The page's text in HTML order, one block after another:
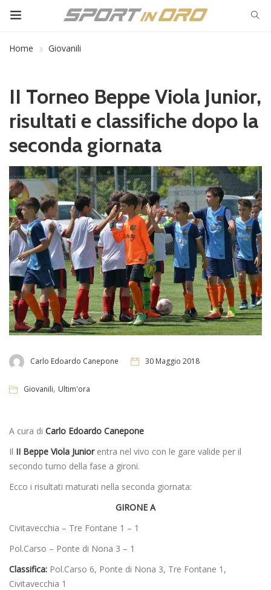
Home Giovanili
II Torneo Beppe Viola Junior,
risultati e classifiche dopo la
seconda giornata
Carlo Edoardo Canepone 30 Maggio 2018
Giovanili, Ultim'ora
A cura di Carlo Edoardo Canepone
Il II Beppe Viola Juniorentra nel vivo con le gare valide per il
secondo turno della fase a gironi.
Ecco i risultati maturati nella seconda giornata:
GIRONE A
Civitavecchia – Tre Fontane 1 – 1
Pol.Carso – Ponte di Nona 3 – 1
Classifica: Pol.Carso 6, Ponte di Nona 3, Tre Fontane 1,
Civitavecchia 1